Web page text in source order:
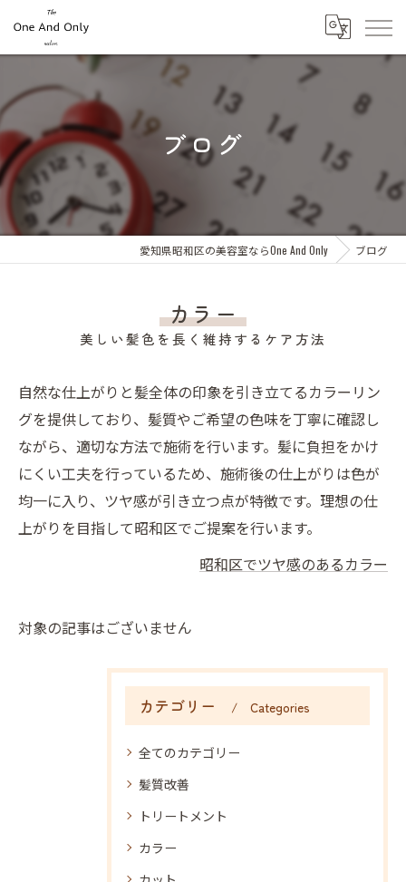
ブログ
愛知県昭和区の美容室ならOne And Only ブログ
カラー
美しい髪色を長く維持するケア方法
自然な仕上がりと髪全体の印象を引き立てるカラーリン
グを提供しており、髪質やご希望の色味を丁寧に確認し
ながら、適切な方法で施術を行います。髪に負担をかけ
にくい工夫を行っているため、施術後の仕上がりは色が
均一に入り、ツヤ感が引き立つ点が特徴です。理想の仕
上がりを目指して昭和区でご提案を行います。
昭和区でツヤ感のあるカラー
対象の記事はございません
カテゴリー Categories
全てのカテゴリー
髪質改善
トリートメント
カラー